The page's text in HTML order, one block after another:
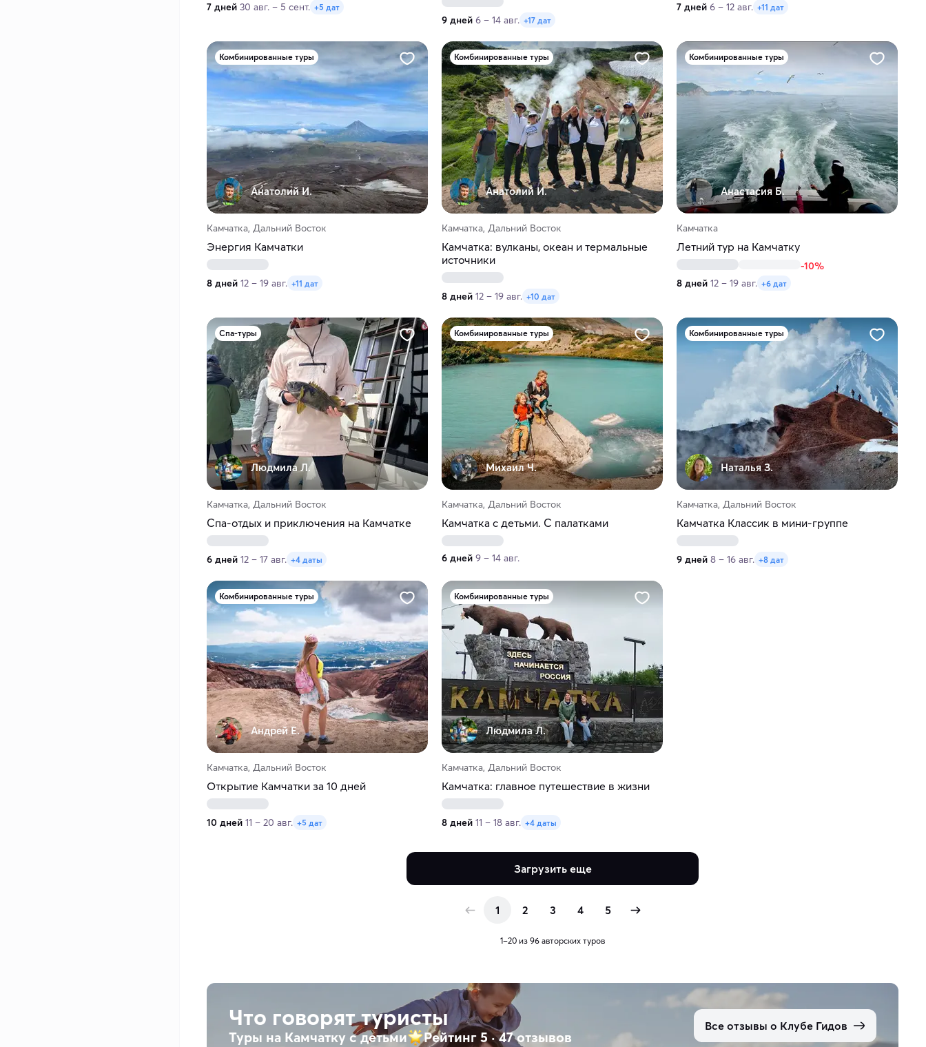
7 дней 30 авг. – 5 сент. +5 дат
9 дней 6 – 14 авг. +17 дат
7 дней 6 – 12 авг. +11 дат
Комбинированные туры
Анатолий И.
Камчатка, Дальний Восток
Энергия Камчатки
8 дней 12 – 19 авг. +11 дат
Комбинированные туры
Анатолий И.
Камчатка, Дальний Восток
Камчатка: вулканы, океан и термальные
источники
8 дней 12 – 19 авг. +10 дат
Комбинированные туры
Анастасия Б.
Камчатка
Летний тур на Камчатку
-10%
8 дней 12 – 19 авг. +6 дат
Спа-туры
Людмила Л.
Камчатка, Дальний Восток
Спа-отдых и приключения на Камчатке
6 дней 12 – 17 авг. +4 даты
Комбинированные туры
Михаил Ч.
Камчатка, Дальний Восток
Камчатка с детьми. С палатками
6 дней 9 – 14 авг.
Комбинированные туры
Наталья З.
Камчатка, Дальний Восток
Камчатка Классик в мини-группе
9 дней 8 – 16 авг. +8 дат
Комбинированные туры
Андрей Е.
Камчатка, Дальний Восток
Открытие Камчатки за 10 дней
10 дней 11 – 20 авг. +5 дат
Комбинированные туры
Людмила Л.
Камчатка, Дальний Восток
Камчатка: главное путешествие в жизни
8 дней 11 – 18 авг. +4 даты
Загрузить еще
1 2 3 4 5
1–20 из 96 авторских туров
Что говорят туристы
Туры на Камчатку с детьми Рейтинг 5·47 отзывов
Все отзывы о Клубе Гидов